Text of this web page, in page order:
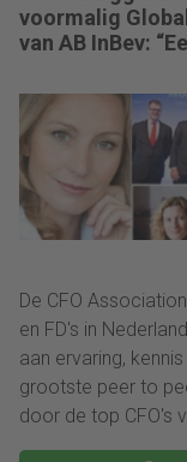
voormalig
van AB InBev:
Niet
De CFO
en FD's in
aan ervaring,
grootste peer to
door de top CFO's